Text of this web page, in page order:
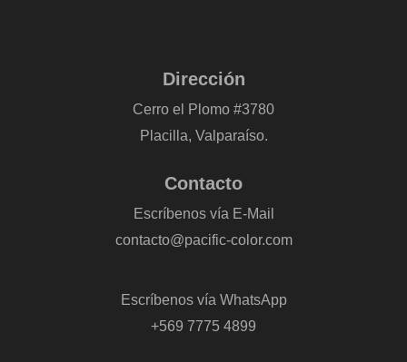
Dirección
Cerro el Plomo #3780
Placilla, Valparaíso.
Contacto
Escríbenos vía E-Mail
contacto@pacific-color.com
Escríbenos vía WhatsApp
+569 7775 4899